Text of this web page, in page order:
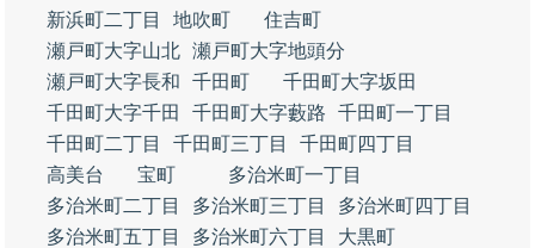
新浜町二丁目
地吹町
住吉町
瀬戸町大字山北 瀬戸町大字地頭分
瀬戸町大字長和
千田町
千田町大字坂田
千田町大字千田
千田町大字藪路
千田町一丁目
千田町二丁目
千田町三丁目
千田町四丁目
高美台
宝町
多治米町一丁目
多治米町二丁目
多治米町三丁目
多治米町四丁目
多治米町五丁目
多治米町六丁目
大黒町